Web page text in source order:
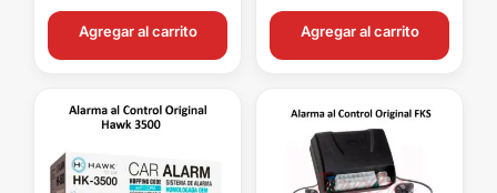
Agregar al carrito Agregar al carrito